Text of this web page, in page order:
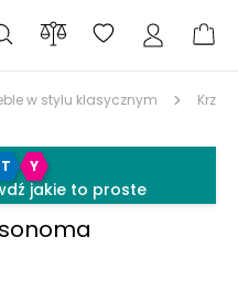
w stylu klasycznym
T Y
jakie to proste
sonoma